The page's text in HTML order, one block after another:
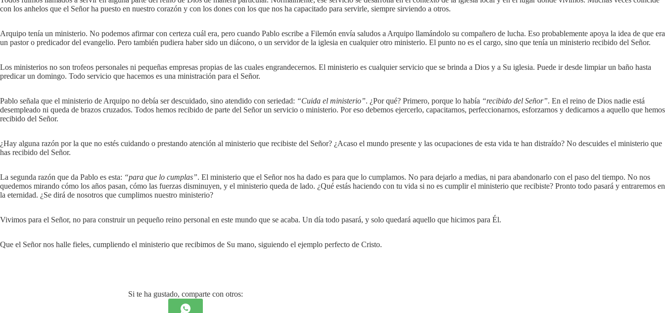
con los anhelos que el Señor ha puesto en nuestro corazón y con los dones con los que nos ha capacitado para servirle, siempre sirviendo a otros.
Arquipo tenía un ministerio. No podemos afirmar con certeza cuál era, pero cuando Pablo escribe a Filemón envía saludos a Arquipo llamándolo su compañero de lucha. Eso probablemente apoya la idea de que era
un pastor o predicador del evangelio. Pero también pudiera haber sido un diácono, o un servidor de la iglesia en cualquier otro ministerio. El punto no es el cargo, sino que tenía un ministerio recibido del Señor.
Los ministerios no son trofeos personales ni pequeñas empresas propias de las cuales engrandecernos. El ministerio es cualquier servicio que se brinda a Dios y a Su iglesia. Puede ir desde limpiar un baño hasta
predicar un domingo. Todo servicio que hacemos es una ministración para el Señor.
Pablo señala que el ministerio de Arquipo no debía ser descuidado, sino atendido con seriedad: “Cuida el ministerio”. ¿Por qué? Primero, porque lo había “recibido del Señor”. En el reino de Dios nadie está
desempleado ni queda de brazos cruzados. Todos hemos recibido de parte del Señor un servicio o ministerio. Por eso debemos ejercerlo, capacitarnos, perfeccionarnos, esforzarnos y dedicarnos a aquello que hemos
recibido del Señor.
¿Hay alguna razón por la que no estés cuidando o prestando atención al ministerio que recibiste del Señor? ¿Acaso el mundo presente y las ocupaciones de esta vida te han distraído? No descuides el ministerio que
has recibido del Señor.
La segunda razón que da Pablo es esta: “para que lo cumplas”. El ministerio que el Señor nos ha dado es para que lo cumplamos. No para dejarlo a medias, ni para abandonarlo con el paso del tiempo. No nos
quedemos mirando cómo los años pasan, cómo las fuerzas disminuyen, y el ministerio queda de lado. ¿Qué estás haciendo con tu vida si no es cumplir el ministerio que recibiste? Pronto todo pasará y entraremos en
la eternidad. ¿Se dirá de nosotros que cumplimos nuestro ministerio?
Vivimos para el Señor, no para construir un pequeño reino personal en este mundo que se acaba. Un día todo pasará, y solo quedará aquello que hicimos para Él.
Que el Señor nos halle fieles, cumpliendo el ministerio que recibimos de Su mano, siguiendo el ejemplo perfecto de Cristo.
Si te ha gustado, comparte con otros: